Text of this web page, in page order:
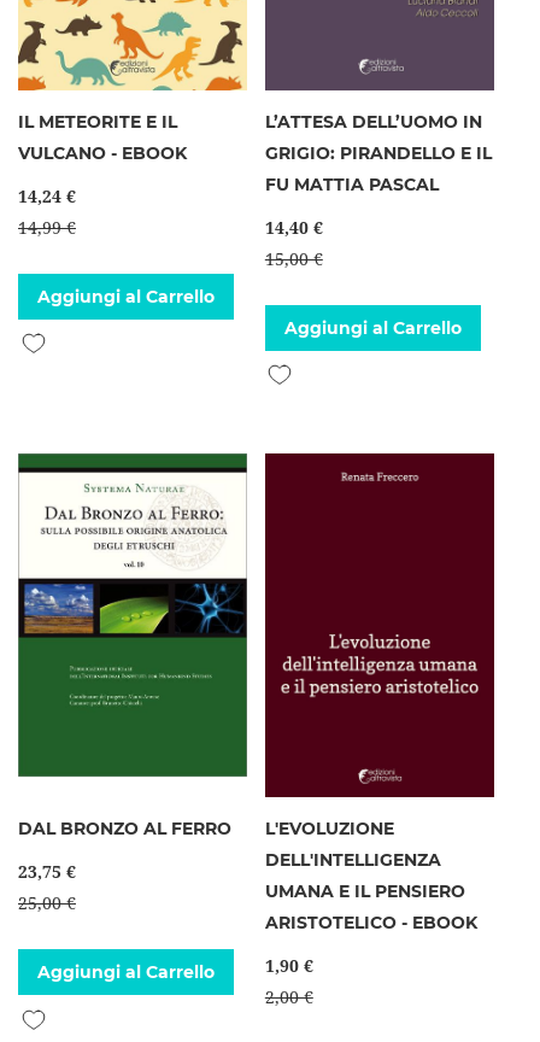
IL METEORITE E IL
VULCANO - EBOOK
14,24 €
14,99 €
Aggiungi al Carrello
Aggiungi alla lista desideri
L’ATTESA DELL’UOMO IN
GRIGIO: PIRANDELLO E IL
FU MATTIA PASCAL
14,40 €
15,00 €
Aggiungi al Carrello
Aggiungi alla lista desideri
DAL BRONZO AL FERRO
23,75 €
25,00 €
Aggiungi al Carrello
Aggiungi alla lista desideri
L'EVOLUZIONE
DELL'INTELLIGENZA
UMANA E IL PENSIERO
ARISTOTELICO - EBOOK
1,90 €
2,00 €